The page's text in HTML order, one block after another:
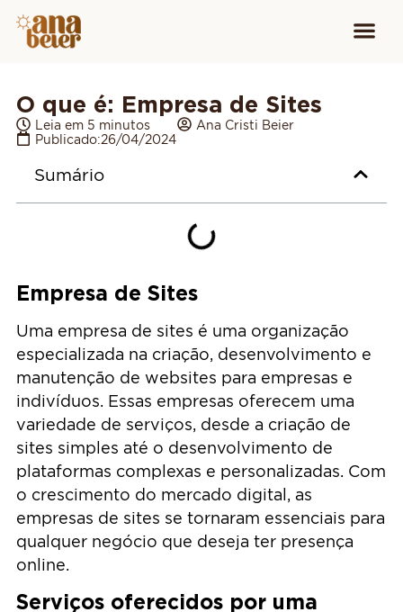
O que é: Empresa de Sites
Leia em 5 minutos
Ana Cristi Beier
Publicado:26/04/2024
Sumário
Empresa de Sites
Uma empresa de sites é uma organização
especializada na criação, desenvolvimento e
manutenção de websites para empresas e
indivíduos. Essas empresas oferecem uma
variedade de serviços, desde a criação de
sites simples até o desenvolvimento de
plataformas complexas e personalizadas. Com
o crescimento do mercado digital, as
empresas de sites se tornaram essenciais para
qualquer negócio que deseja ter presença
online.
Serviços oferecidos por uma